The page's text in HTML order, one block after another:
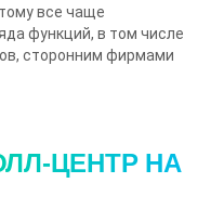
все чаще
функций, в том числе
сторонним фирмами
ЦЕНТР НА